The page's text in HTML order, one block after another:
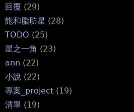
回覆 (29)
飽和脂肪星 (28)
TODO (25)
星之一角 (23)
ann (22)
小說 (22)
專案_project (19)
清單 (19)